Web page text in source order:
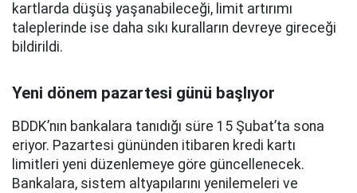
kartlarda düşüş yaşanabileceği, limit artırımı
taleplerinde ise daha sıkı kuralların devreye gireceği
bildirildi.
Yeni dönem pazartesi günü başlıyor
BDDK’nın bankalara tanıdığı süre 15 Şubat’ta sona
eriyor. Pazartesi gününden itibaren kredi kartı
limitleri yeni düzenlemeye göre güncellenecek.
Bankalara, sistem altyapılarını yenilemeleri ve